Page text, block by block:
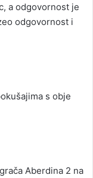
a odgovornost je
odgovornost i
s obje
Aberdina 2 na